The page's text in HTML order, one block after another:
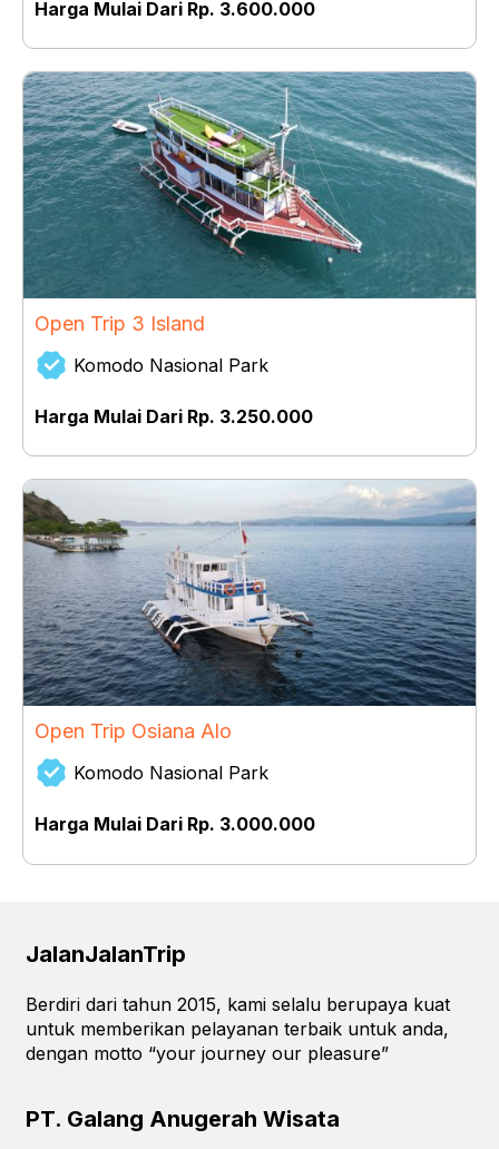
Harga Mulai Dari Rp. 3.600.000
Open Trip 3 Island
Komodo Nasional Park
Harga Mulai Dari Rp. 3.250.000
Open Trip Osiana Alo
Komodo Nasional Park
Harga Mulai Dari Rp. 3.000.000
JalanJalanTrip
Berdiri dari tahun 2015, kami selalu berupaya kuat
untuk memberikan pelayanan terbaik untuk anda,
dengan motto “your journey our pleasure”
PT. Galang Anugerah Wisata